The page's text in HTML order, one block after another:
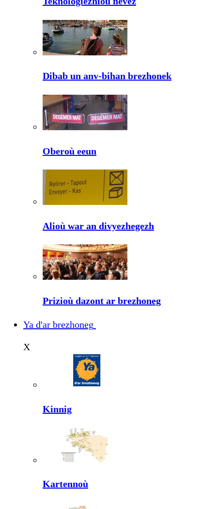
Dibab un anv-bihan brezhonek
Oberoù eeun
Alioù war an divyezhegezh
Prizioù dazont ar brezhoneg
Ya d'ar brezhoneg
X
Kinnig
Kartennoù